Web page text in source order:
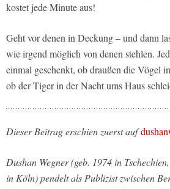
kostet jede Minute aus!
Geht vor denen in Deckung – und dann
wie irgend möglich von denen stehlen.
einmal geschenkt, ob draußen die Vögel
ob der Tiger in der Nacht ums Haus
Dieser Beitrag erschien zuerst auf
Dushan Wegner (geb. 1974 in
in Köln) pendelt als Publizist zwischen